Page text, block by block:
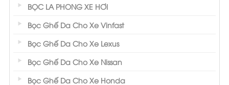
BỌC LA PHONG XE HƠI
Bọc Ghế Da Cho Xe Vinfast
Bọc Ghế Da Cho Xe Lexus
Bọc Ghế Da Cho Xe Nissan
Bọc Ghế Da Cho Xe Honda